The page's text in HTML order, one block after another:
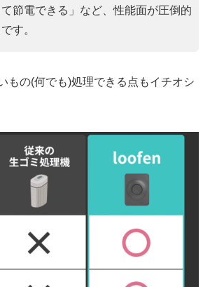
節電できる」など、性能面が圧倒的
す。
もの(何でも)処理できる点もイチオシ